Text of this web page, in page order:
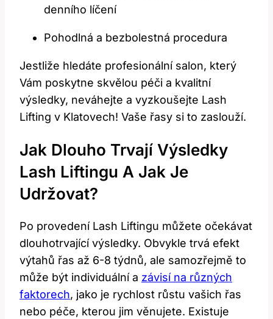
denního ​líčení
Pohodlná a bezbolestná procedura
Jestliže‌ hledáte‌ profesionální⁣ salon, který
Vám poskytne skvělou péči a kvalitní
výsledky, ‍neváhejte a vyzkoušejte Lash
⁢Lifting v Klatovech!‍ Vaše řasy si to zaslouží.
Jak Dlouho Trvají Výsledky
Lash​ Liftingu A Jak Je
Udržovat?
Po‍ provedení‍ Lash Liftingu můžete očekávat
dlouhotrvající⁤ výsledky. Obvykle trvá ⁣efekt
výtahů‍ řas až ‍6-8 týdnů, ale samozřejmě ⁢to
může být individuální a závisí na různých
faktorech, ⁣jako je rychlost růstu vašich řas‍
nebo péče, kterou jim věnujete. Existuje